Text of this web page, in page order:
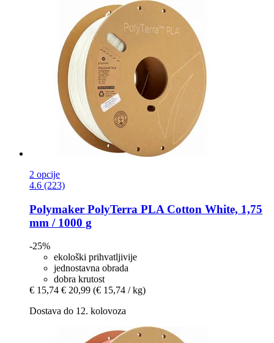
2 opcije
4.6 (223)
Polymaker PolyTerra PLA Cotton White, 1,75
mm / 1000 g
-25%
ekološki prihvatljivije
jednostavna obrada
dobra krutost
€ 15,74 € 20,99 (€ 15,74 / kg)
Dostava do 12. kolovoza